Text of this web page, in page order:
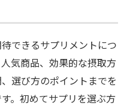
できるサプリメントにつ
気商品、効果的な摂取方
選び方のポイントまでを
。初めてサプリを選ぶ方